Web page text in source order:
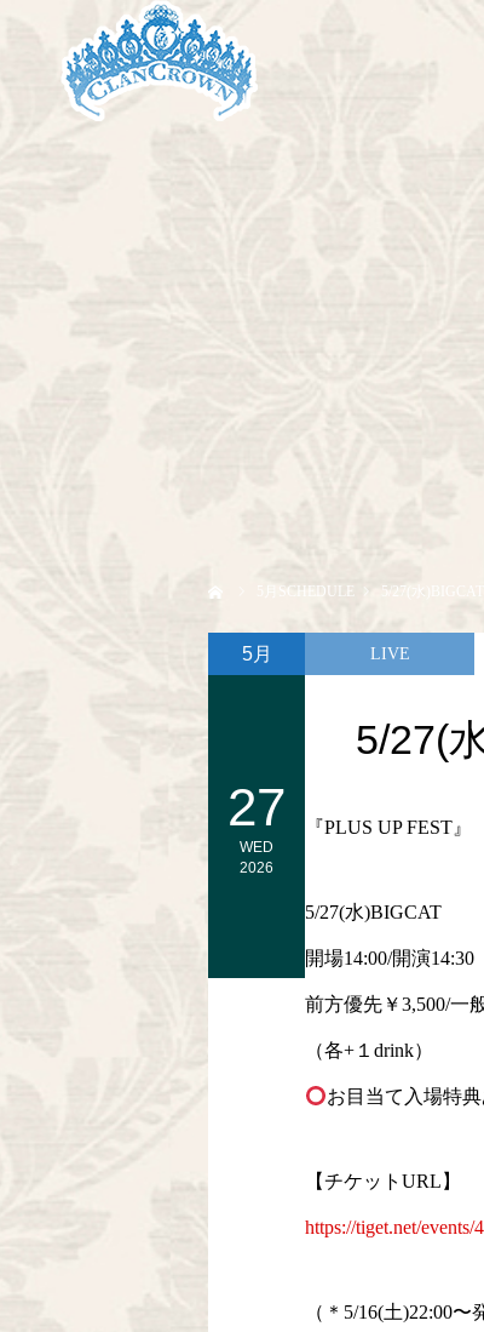
月SCHEDULE 5/27(水
5/27(
5月
27
WED
2026
LIVE
『PLUS UP FEST』
5/27(水)BIGCAT
開場14:00/開演14:30
前方優先￥3,500/一
（各+１drink）
お目当て入場特典
【チケットURL】
https://tiget.net/events/
（＊5/16(土)22:00〜